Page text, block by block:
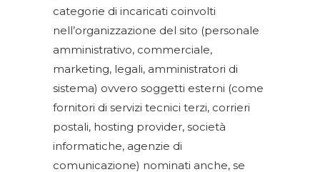
categorie di incaricati coinvolti
nell’organizzazione del sito (personale
amministrativo, commerciale,
marketing, legali, amministratori di
sistema) ovvero soggetti esterni (come
fornitori di servizi tecnici terzi, corrieri
postali, hosting provider, società
informatiche, agenzie di
comunicazione) nominati anche, se